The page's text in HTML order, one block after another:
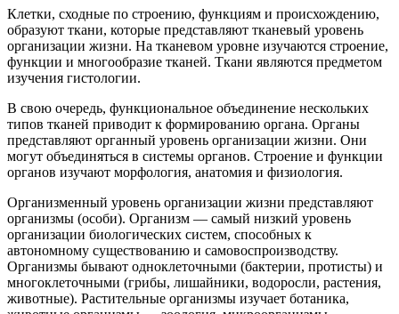
Клетки, сходные по строению, функциям и происхождению,
образуют ткани, которые представляют тканевый уровень
организации жизни. На тканевом уровне изучаются строение,
функции и многообразие тканей. Ткани являются предметом
изучения гистологии.
В свою очередь, функциональное объединение нескольких
типов тканей приводит к формированию органа. Органы
представляют органный уровень организации жизни. Они
могут объединяться в системы органов. Строение и функции
органов изучают морфология, анатомия и физиология.
Организменный уровень организации жизни представляют
организмы (особи). Организм — самый низкий уровень
организации биологических систем, способных к
автономному существованию и самовоспроизводству.
Организмы бывают одноклеточными (бактерии, протисты) и
многоклеточными (грибы, лишайники, водоросли, растения,
животные). Растительные организмы изучает ботаника,